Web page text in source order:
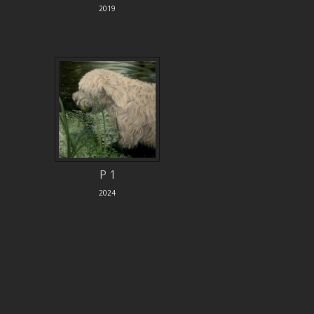
2019
P 1
2024